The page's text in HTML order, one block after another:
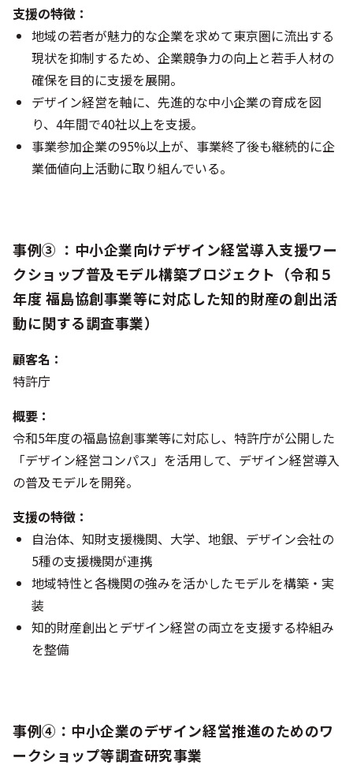
支援の特徴：
地域の若者が魅力的な企業を求めて東京圏に流出する
現状を抑制するため、企業競争力の向上と若手人材の
確保を目的に支援を展開。
デザイン経営を軸に、先進的な中小企業の育成を図
り、4年間で40社以上を支援。
事業参加企業の95%以上が、事業終了後も継続的に企
業価値向上活動に取り組んでいる。
事例➂ ：中小企業向けデザイン経営導入支援ワー
クショップ普及モデル構築プロジェクト（令和５
年度 福島協創事業等に対応した知的財産の創出活
動に関する調査事業）
顧客名：
特許庁
概要：
令和5年度の福島協創事業等に対応し、特許庁が公開した
「デザイン経営コンパス」を活用して、デザイン経営導入
の普及モデルを開発。
支援の特徴：
自治体、知財支援機関、大学、地銀、デザイン会社の
5種の支援機関が連携
地域特性と各機関の強みを活かしたモデルを構築・実
装
知的財産創出とデザイン経営の両立を支援する枠組み
を整備
事例④：中小企業のデザイン経営推進のためのワ
ークショップ等調査研究事業